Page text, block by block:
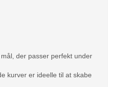
der passer perfekt under
kurver er ideelle til at skabe